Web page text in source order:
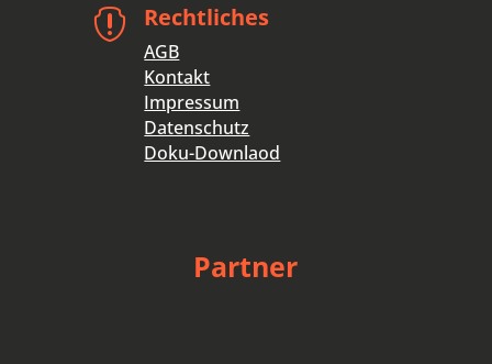
 Rechtliches
AGB
Kontakt
Impressum
Datenschutz
Doku-Downlaod
Partner